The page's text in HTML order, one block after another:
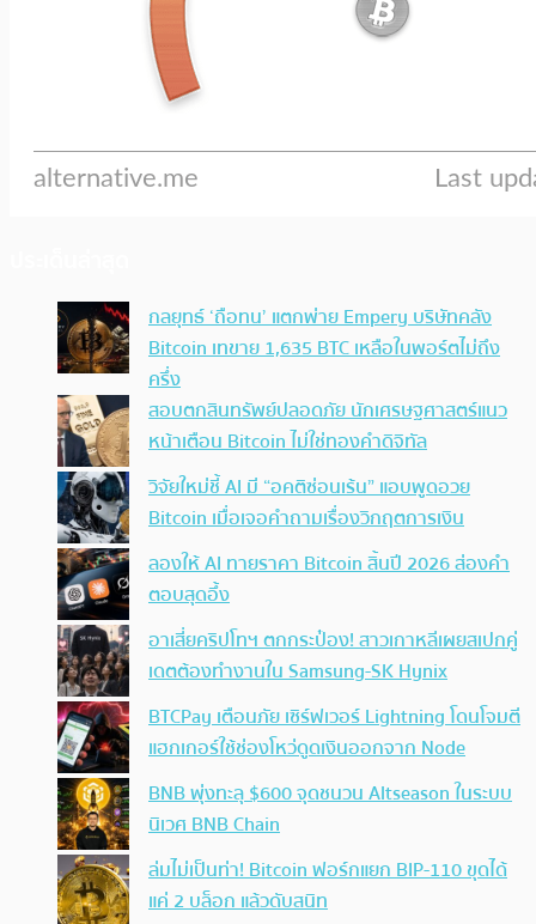
กลยุทธ์ ‘ถือทน’ แตกพ่าย Empery บริษัทคลัง
Bitcoin เทขาย 1,635 BTC เหลือในพอร์ตไม่ถึง
ครึ่ง
สอบตกสินทรัพย์ปลอดภัย นักเศรษฐศาสตร์แนว
หน้าเตือน Bitcoin ไม่ใช่ทองคำดิจิทัล
วิจัยใหม่ชี้ AI มี “อคติซ่อนเร้น” แอบพูดอวย
Bitcoin เมื่อเจอคำถามเรื่องวิกฤตการเงิน
ลองให้ AI ทายราคา Bitcoin สิ้นปี 2026 ส่องคำ
ตอบสุดอึ้ง
อาเสี่ยคริปโทฯ ตกกระป๋อง! สาวเกาหลีเผยสเปกคู่
เดตต้องทำงานใน Samsung-SK Hynix
BTCPay เตือนภัย เซิร์ฟเวอร์ Lightning โดนโจมตี
แฮกเกอร์ใช้ช่องโหว่ดูดเงินออกจาก Node
BNB พุ่งทะลุ $600 จุดชนวน Altseason ในระบบ
นิเวศ BNB Chain
ล่มไม่เป็นท่า! Bitcoin ฟอร์กแยก BIP-110 ขุดได้
แค่ 2 บล็อก แล้วดับสนิท